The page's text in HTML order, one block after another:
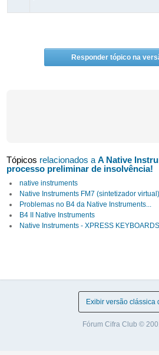
Responder tópico na
Tópicos relacionados aA Native
processo preliminar de insolvência!
native instruments
Native Instruments FM7 (sintetizador virtual)
Problemas no B4 da Native Instruments...
B4 II Native Instruments
Native Instruments - XPRESS KEYBOARDS
Exibir versão clássica
Fórum Cifra Club ©